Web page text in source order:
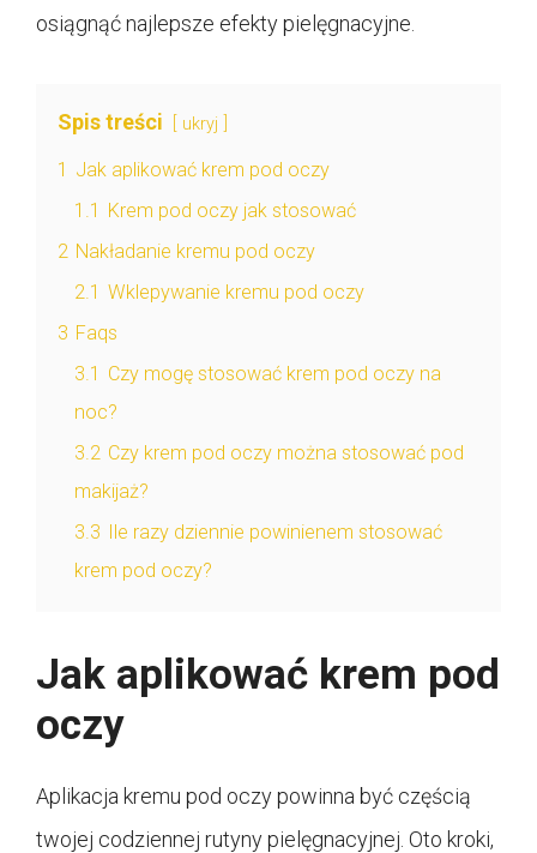
osiągnąć najlepsze efekty pielęgnacyjne.
Spis treści ukryj
1 Jak aplikować krem pod oczy
1.1 Krem pod oczy jak stosować
2 Nakładanie kremu pod oczy
2.1 Wklepywanie kremu pod oczy
3 Faqs
3.1 Czy mogę stosować krem pod oczy na
noc?
3.2 Czy krem pod oczy można stosować pod
makijaż?
3.3 Ile razy dziennie powinienem stosować
krem pod oczy?
Jak aplikować krem pod
oczy
Aplikacja kremu pod oczy powinna być częścią
twojej codziennej rutyny pielęgnacyjnej. Oto kroki,